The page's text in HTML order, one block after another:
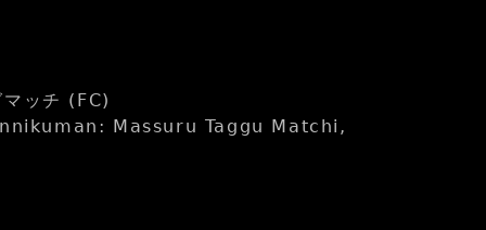
ッチ (FC)
Massuru Taggu Matchi,